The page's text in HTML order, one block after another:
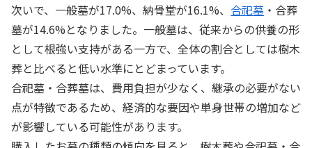
次いで、一般墓が17.0%、納骨堂が16.1%、 合祀墓 ・合葬
墓が14.6%となりました。一般墓は、従来からの供養の形
として根強い支持がある一方で、全体の割合としては樹木
葬と比べると低い水準にとどまっています。
合祀墓・合葬墓は、費用負担が少なく、継承の必要がない
点が特徴であるため、経済的な要因や単身世帯の増加など
が影響している可能性があります。